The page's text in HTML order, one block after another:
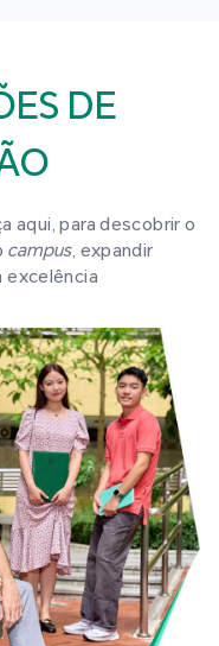
DE
aqui, para descobrir o
campus, expandir
excelência